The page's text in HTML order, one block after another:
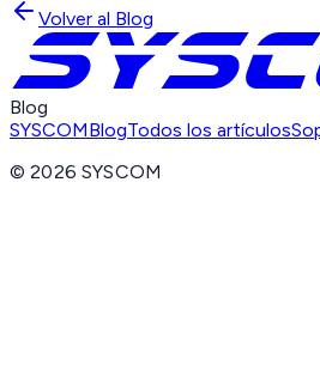
Volver al Blog
Blog
SYSCOMBlogTodos los artículos
©2026 SYSCOM